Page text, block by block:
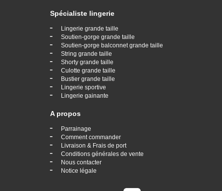
Spécialiste lingerie
- Lingerie grande taille
- Soutien-gorge grande taille
- Soutien-gorge balconnet grande taille
- String grande taille
- Shorty grande taille
- Culotte grande taille
- Bustier grande taille
- Lingerie sportive
- Lingerie gainante
A propos
- Parrainage
- Comment commander
- Livraison & Frais de port
- Conditions générales de vente
- Nous contacter
- Notice légale